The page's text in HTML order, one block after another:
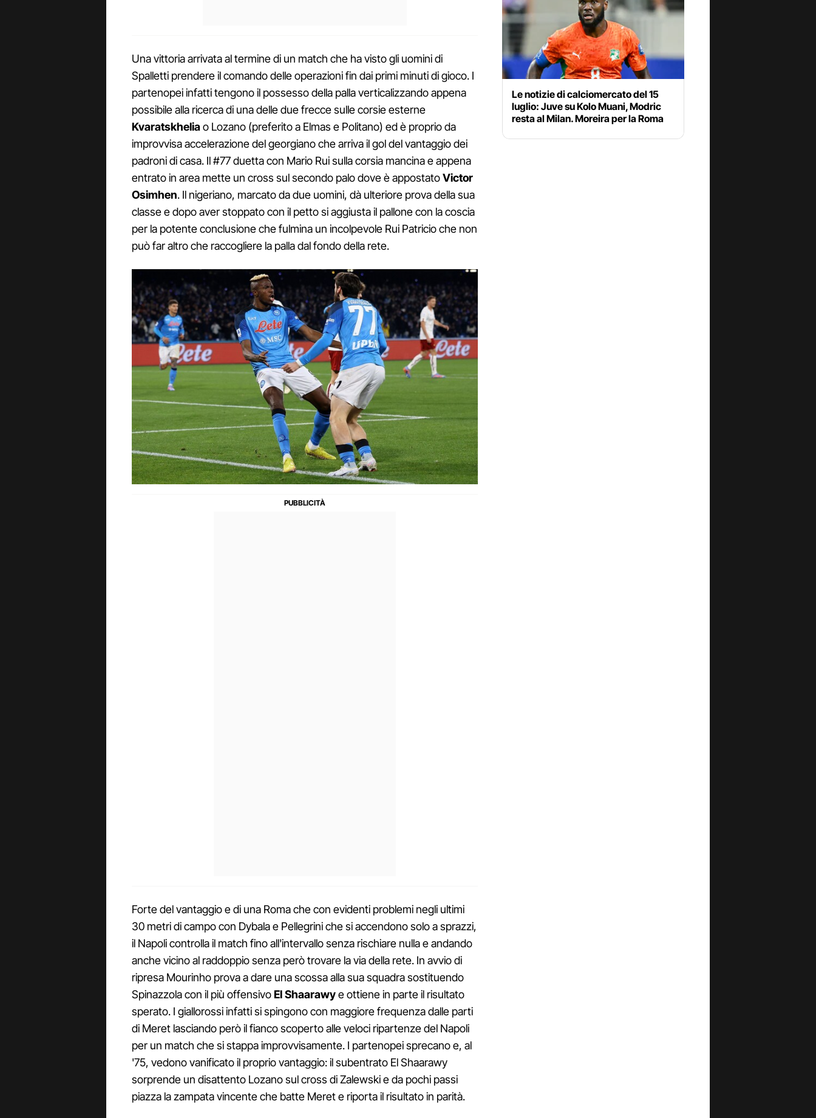
Una vittoria arrivata al termine di un match che ha visto gli uomini di
Spalletti prendere il comando delle operazioni fin dai primi minuti di gioco. I
partenopei infatti tengono il possesso della palla verticalizzando appena
possibile alla ricerca di una delle due frecce sulle corsie esterne
Kvaratskheliao Lozano (preferito a Elmas e Politano) ed è proprio da
improvvisa accelerazione del georgiano che arriva il gol del vantaggio dei
padroni di casa. Il #77 duetta con Mario Rui sulla corsia mancina e appena
entrato in area mette un cross sul secondo palo dove è appostatoVictor
Osimhen. Il nigeriano, marcato da due uomini, dà ulteriore prova della sua
classe e dopo aver stoppato con il petto si aggiusta il pallone con la coscia
per la potente conclusione che fulmina un incolpevole Rui Patricio che non
può far altro che raccogliere la palla dal fondo della rete.
Forte del vantaggio e di una Roma che con evidenti problemi negli ultimi
30 metri di campo con Dybala e Pellegrini che si accendono solo a sprazzi,
il Napoli controlla il match fino all'intervallo senza rischiare nulla e andando
anche vicino al raddoppio senza però trovare la via della rete. In avvio di
ripresa Mourinho prova a dare una scossa alla sua squadra sostituendo
Spinazzola con il più offensivoEl Shaarawye ottiene in parte il risultato
sperato. I giallorossi infatti si spingono con maggiore frequenza dalle parti
di Meret lasciando però il fianco scoperto alle veloci ripartenze del Napoli
per un match che si stappa improvvisamente. I partenopei sprecano e, al
'75, vedono vanificato il proprio vantaggio: il subentrato El Shaarawy
sorprende un disattento Lozano sul cross di Zalewski e da pochi passi
piazza la zampata vincente che batte Meret e riporta il risultato in parità.
Le notizie di calciomercato del 15
luglio: Juve su Kolo Muani, Modric
resta al Milan. Moreira per la Roma